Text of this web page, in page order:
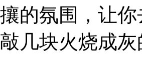
攘的氛围，让
敲几块火烧成